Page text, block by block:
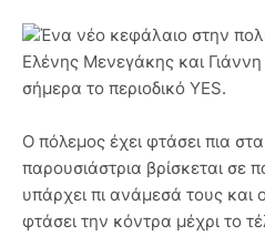
Ένα νέο κεφάλαιο στην
Ελένης Μενεγάκης και
σήμερα το περιοδικό YES.
Ο πόλεμος έχει φτάσει πια
παρουσιάστρια βρίσκεται
υπάρχει πι ανάμεσά τους και
φτάσει την κόντρα μέχρι το